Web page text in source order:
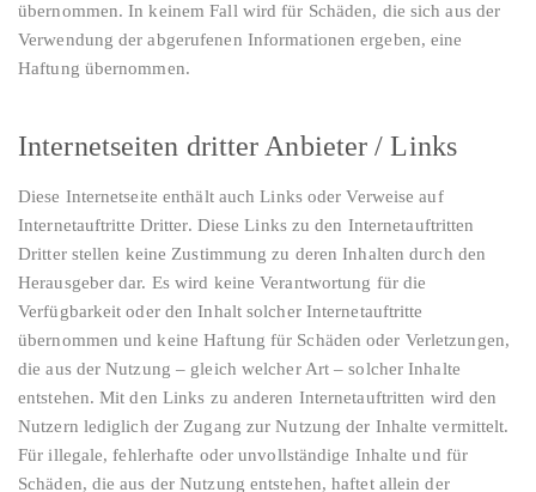
übernommen. In keinem Fall wird für Schäden, die sich aus der
Verwendung der abgerufenen Informationen ergeben, eine
Haftung übernommen.
Internetseiten dritter Anbieter / Links
Diese Internetseite enthält auch Links oder Verweise auf
Internetauftritte Dritter. Diese Links zu den Internetauftritten
Dritter stellen keine Zustimmung zu deren Inhalten durch den
Herausgeber dar. Es wird keine Verantwortung für die
Verfügbarkeit oder den Inhalt solcher Internetauftritte
übernommen und keine Haftung für Schäden oder Verletzungen,
die aus der Nutzung – gleich welcher Art – solcher Inhalte
entstehen. Mit den Links zu anderen Internetauftritten wird den
Nutzern lediglich der Zugang zur Nutzung der Inhalte vermittelt.
Für illegale, fehlerhafte oder unvollständige Inhalte und für
Schäden, die aus der Nutzung entstehen, haftet allein der